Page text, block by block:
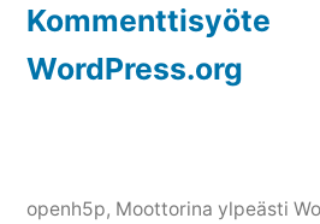
Kommenttisyöte
WordPress.org
openh5p, Moottorina ylpeästi